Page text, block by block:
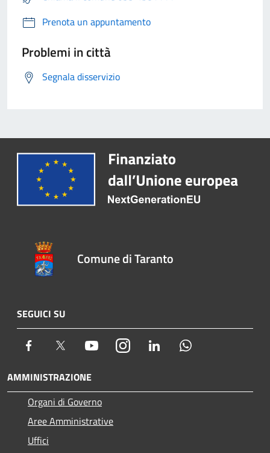
Prenota un appuntamento
Problemi in città
Segnala disservizio
Comune di Taranto
SEGUICI SU
Facebook Twitter YoutubeInstagram LinkedIn
AMMINISTRAZIONE
Organi di Governo
Aree Amministrative
Uffici